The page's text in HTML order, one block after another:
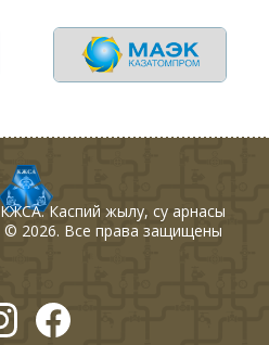
КЖСА. Каспий жылу, су арнасы
© 2026. Все права защищены